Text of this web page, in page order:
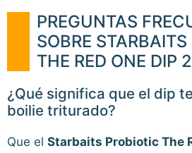
PREGUNTAS
SOBRE
THE RED ONE DIP
¿Qué significa que el dip
boilie triturado?
Que el Starbaits Probiotic The